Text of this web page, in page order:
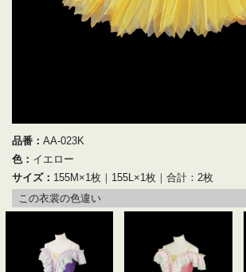
品番： AA-023K
色： イエロー
サイズ： 155M×1枚｜155L×1枚｜合計：2枚
この衣裳の色違い